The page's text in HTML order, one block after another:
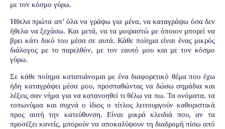
με τον κόσμο γύρω.
Ήθελα πρώτα απ’ όλα να γράψω για μένα, να καταγράψω όσα δεν
ήθελα να ξεχάσω. Και μετά, να τα μοιραστώ με όποιον μπορεί να
βρει κάτι δικό του μέσα σε αυτά. Κάθε ποίημα είναι ένας μικρός
διάλογος με το παρελθόν, με τον εαυτό μου και με τον κόσμο
γύρω.
Σε κάθε ποίημα καταπιάνομαι με ένα διαφορετικό θέμα που έχω
ήδη καταγράψει μέσα μου, προσπαθώντας να δώσω σημάδια και
λέξεις σαν νήμα για να κατανοηθεί τι θέλω να πω. Τα ονόματα, τα
τοπωνύμια και συχνά ο ίδιος ο τίτλος λειτουργούν καθοριστικά
προς αυτή την κατεύθυνση. Είναι μικρά κλειδιά που, αν τα
προσέξει κανείς, μπορούν να αποκαλύψουν τη διαδρομή πίσω από